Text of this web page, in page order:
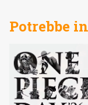
Potrebbe